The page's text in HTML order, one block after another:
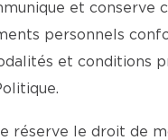
et conserve
personnels
et conditions
réserve le droit de